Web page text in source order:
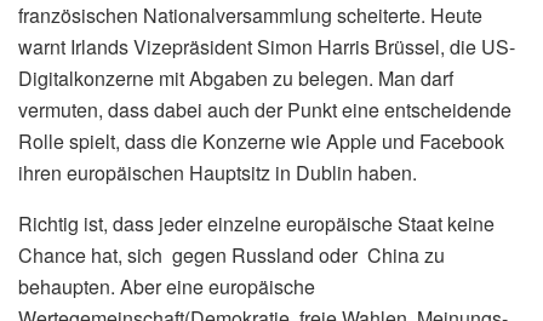
französischen Nationalversammlung scheiterte. Heute
warnt Irlands Vizepräsident Simon Harris Brüssel, die US-
Digitalkonzerne mit Abgaben zu belegen. Man darf
vermuten, dass dabei auch der Punkt eine entscheidende
Rolle spielt, dass die Konzerne wie Apple und Facebook
ihren europäischen Hauptsitz in Dublin haben.
Richtig ist, dass jeder einzelne europäische Staat keine
Chance hat, sich gegen Russland oder China zu
behaupten. Aber eine europäische